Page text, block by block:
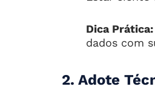
Dica Prática:
dados com
2. Adote